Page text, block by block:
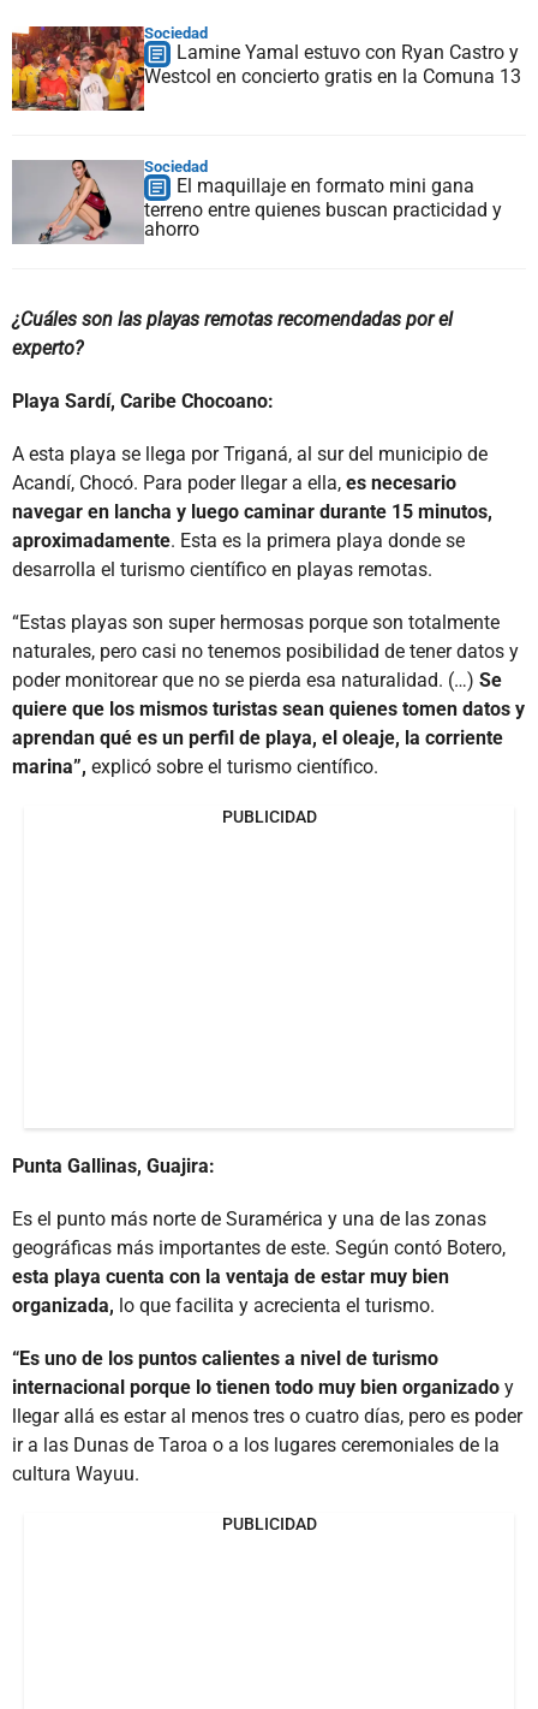
Sociedad
Lamine Yamal estuvo con Ryan Castro y
Westcol en concierto gratis en la Comuna 13
Sociedad
El maquillaje en formato mini gana
terreno entre quienes buscan practicidad y
ahorro
¿Cuáles son las playas remotas recomendadas por el
experto?
Playa Sardí, Caribe Chocoano:
A esta playa se llega por Triganá, al sur del municipio de
Acandí, Chocó. Para poder llegar a ella, es necesario
navegar en lancha y luego caminar durante 15 minutos,
aproximadamente. Esta es la primera playa donde se
desarrolla el turismo científico en playas remotas.
“Estas playas son super hermosas porque son totalmente
naturales, pero casi no tenemos posibilidad de tener datos y
poder monitorear que no se pierda esa naturalidad. (…) Se
quiere que los mismos turistas sean quienes tomen datos y
aprendan qué es un perfil de playa, el oleaje, la corriente
marina”, explicó sobre el turismo científico.
PUBLICIDAD
Punta Gallinas, Guajira:
Es el punto más norte de Suramérica y una de las zonas
geográficas más importantes de este. Según contó Botero,
esta playa cuenta con la ventaja de estar muy bien
organizada, lo que facilita y acrecienta el turismo.
“Es uno de los puntos calientes a nivel de turismo
internacional porque lo tienen todo muy bien organizado y
llegar allá es estar al menos tres o cuatro días, pero es poder
ir a las Dunas de Taroa o a los lugares ceremoniales de la
cultura Wayuu.
PUBLICIDAD